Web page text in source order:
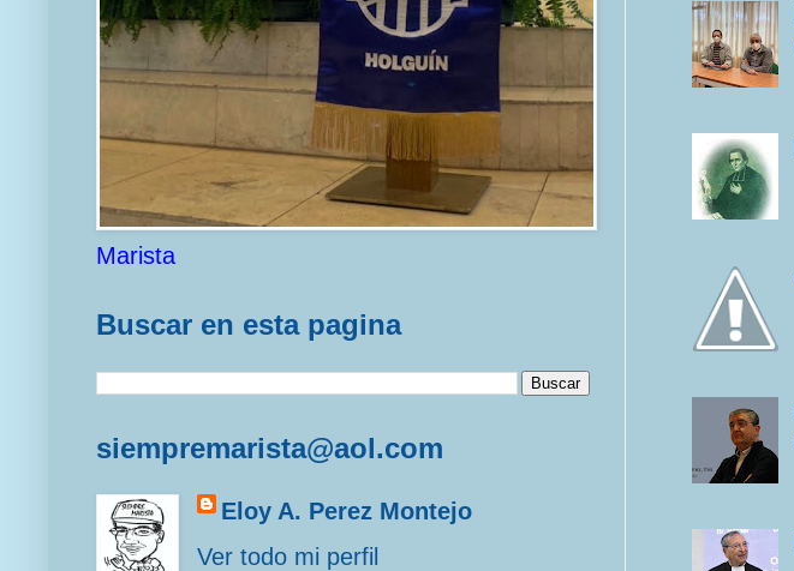
Marista
Buscar en esta pagina
siempremarista@aol.com
Eloy A. Perez Montejo
Ver todo mi perfil